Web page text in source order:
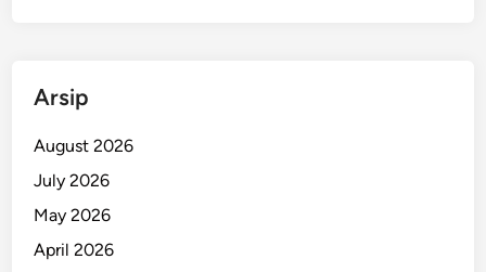
Arsip
August 2026
July 2026
May 2026
April 2026